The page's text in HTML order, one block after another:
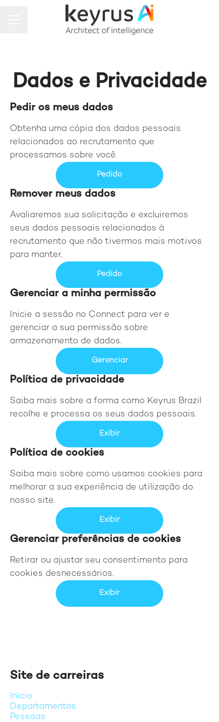
MENU DE CARREIRAS
Dados e Privacidade
Pedir os meus dados
Obtenha uma cópia dos dados pessoais
relacionados ao recrutamento que
processamos sobre você.
Pedido
Remover meus dados
Avaliaremos sua solicitação e excluiremos
seus dados pessoais relacionados à
recrutamento que não tivermos mais motivos
para manter.
Pedido
Gerenciar a minha permissão
Inicie a sessão no Connect para ver e
gerenciar a sua permissão sobre
armazenamento de dados.
Gerenciar
Política de privacidade
Saiba mais sobre a forma como Keyrus Brazil
recolhe e processa os seus dados pessoais.
Exibir
Política de cookies
Saiba mais sobre como usamos cookies para
melhorar a sua experiência de utilização do
nosso site.
Exibir
Gerenciar preferências de cookies
Retirar ou ajustar seu consentimento para
cookies desnecessários.
Exibir
Site de carreiras
Início
Departamentos
Pessoas